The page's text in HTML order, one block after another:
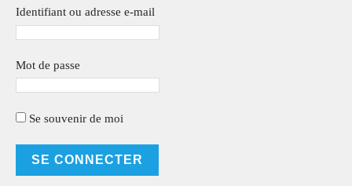
Identifiant ou adresse e-mail
Mot de passe
Se souvenir de moi